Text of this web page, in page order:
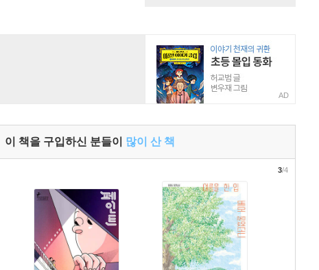
AD
이 책을 구입하신 분들이 많이 산 책
3/4